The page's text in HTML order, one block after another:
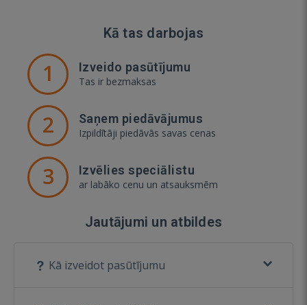
Kā tas darbojas
1 Izveido pasūtījumu
Tas ir bezmaksas
2 Saņem piedāvājumus
Izpildītāji piedāvās savas cenas
3 Izvēlies speciālistu
ar labāko cenu un atsauksmēm
Jautājumi un atbildes
Kā izveidot pasūtījumu